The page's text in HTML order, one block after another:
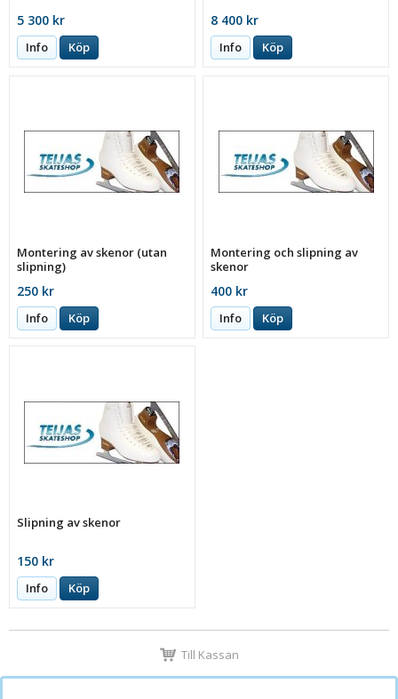
5 300 kr
Info Köp
8 400 kr
Info Köp
Montering av skenor (utan
slipning)
250 kr
Info Köp
Montering och slipning av
skenor
400 kr
Info Köp
Slipning av skenor
150 kr
Info Köp
Till Kassan